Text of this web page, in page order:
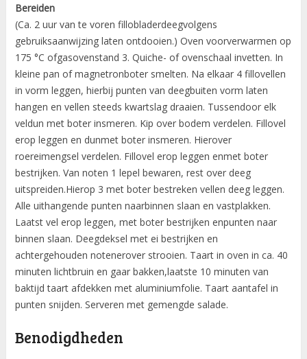
Bereiden
(Ca. 2 uur van te voren fillobladerdeegvolgens
gebruiksaanwijzing laten ontdooien.) Oven voorverwarmen op
175 °C ofgasovenstand 3. Quiche- of ovenschaal invetten. In
kleine pan of magnetronboter smelten. Na elkaar 4 fillovellen
in vorm leggen, hierbij punten van deegbuiten vorm laten
hangen en vellen steeds kwartslag draaien. Tussendoor elk
veldun met boter insmeren. Kip over bodem verdelen. Fillovel
erop leggen en dunmet boter insmeren. Hierover
roereimengsel verdelen. Fillovel erop leggen enmet boter
bestrijken. Van noten 1 lepel bewaren, rest over deeg
uitspreiden.Hierop 3 met boter bestreken vellen deeg leggen.
Alle uithangende punten naarbinnen slaan en vastplakken.
Laatst vel erop leggen, met boter bestrijken enpunten naar
binnen slaan. Deegdeksel met ei bestrijken en
achtergehouden notenerover strooien. Taart in oven in ca. 40
minuten lichtbruin en gaar bakken,laatste 10 minuten van
baktijd taart afdekken met aluminiumfolie. Taart aantafel in
punten snijden. Serveren met gemengde salade.
Benodigdheden